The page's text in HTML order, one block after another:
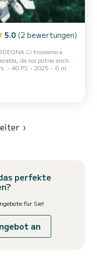
5.0 (2 bewertungen)
troviamo a
da noi potrai anche
custodito ed anche un
il nostro meraviglioso
40 PS 2025
6 m
›
perfekte
für Sie!
an